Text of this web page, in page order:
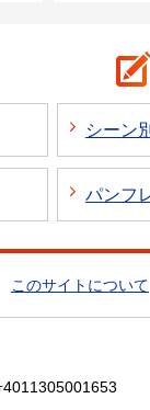
シーン
パンフ
このサイトについて
4011305001653